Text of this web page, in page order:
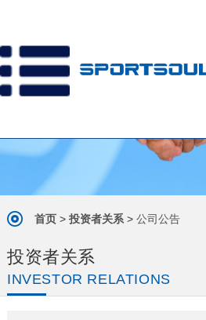
首页> 投资者关系> 公司公告
投资者关系
INVESTOR RELATIONS